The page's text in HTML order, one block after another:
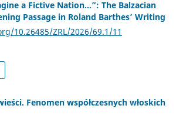
a Fictive Nation…”: The Balzacian
Passage in Roland Barthes’ Writing
10.26485/ZRL/2026/69.1/11
Fenomen współczesnych włoskich